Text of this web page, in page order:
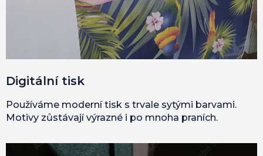
Digitální tisk
Používáme moderní tisk s trvale sytými barvami.
Motivy zůstávají výrazné i po mnoha praních.